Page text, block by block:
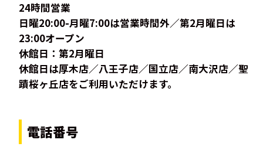
24時間営業
日曜20:00-月曜7:00は営業時間外／第2月曜日は
23:00オープン
休館日：第2月曜日
休館日は厚木店／八王子店／国立店／南大沢店／聖
蹟桜ヶ丘店をご利用いただけます。
電話番号